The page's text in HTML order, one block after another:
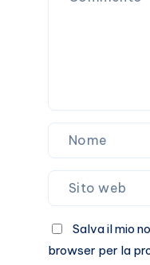
Salva il mio
browser per la